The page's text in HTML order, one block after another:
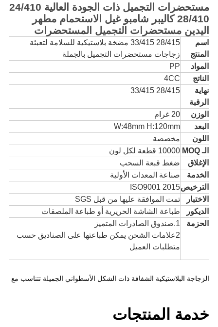
مستحضرات التجميل ذات الجودة العالية 24/410
28/410 كاليبر شامبو غيل الاستحمام مطهر
اليدين مستحضرات التجميل المستحضرات
اسم
المنتج
28/415 33/415 مضخة بلاستيكية للسلامة لتعبئة
زجاجات مستحضرات التجميل بالجملة
المواد
PP
الناتج
4CC
نهاية
الرقبة
28/415 33/415
الوزن
20 غرام
البعد
W:48mm H:120mm
اللون
مخصصة
الـ MOQ
10000 قطعة لكل لون
الإغلاق
ضغط قبعة السحب
الخدمة
صناعة المعدات الأولية
الترخيصISO9001 2015
الاختبار
تمت الموافقة عليها من قبل SGS
الديكور
طباعة الشاشة الحريرية أو طباعة الملصقات
الحزمة
1.صندوق الصادرات المتميز
2علامات الشحن يمكن طباعتها على الصناديق حسب
متطلبات العميل
الزجاجة البلاستيكية الشفافة ذات الشكل الأسطواني الجميلة تتناسب مع
خدمة المنتجات